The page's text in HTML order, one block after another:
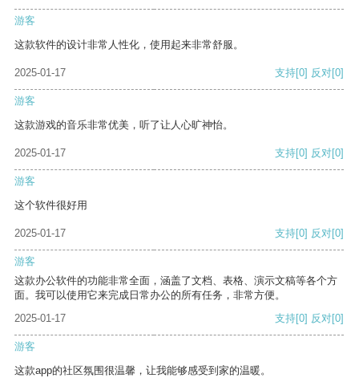
游客
这款软件的设计非常人性化，使用起来非常舒服。
2025-01-17 支持[0] 反对[0]
游客
这款游戏的音乐非常优美，听了让人心旷神怡。
2025-01-17 支持[0] 反对[0]
游客
这个软件很好用
2025-01-17 支持[0] 反对[0]
游客
这款办公软件的功能非常全面，涵盖了文档、表格、演示文稿等各个方
面。我可以使用它来完成日常办公的所有任务，非常方便。
2025-01-17
支持[0] 反对[0]
游客
这款app的社区氛围很温馨，让我能够感受到家的温暖。